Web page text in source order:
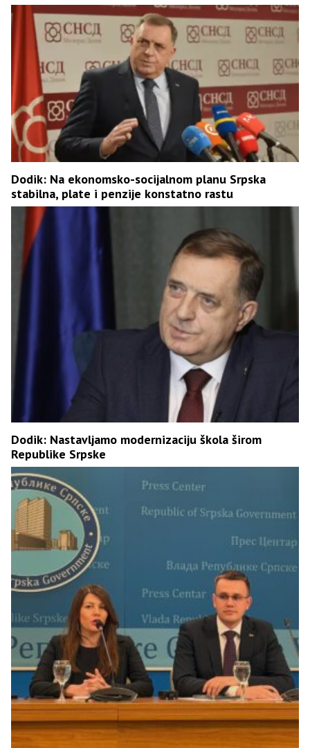
Dodik: Na ekonomsko-socijalnom planu Srpska
stabilna, plate i penzije konstatno rastu
Dodik: Nastavljamo modernizaciju škola širom
Republike Srpske